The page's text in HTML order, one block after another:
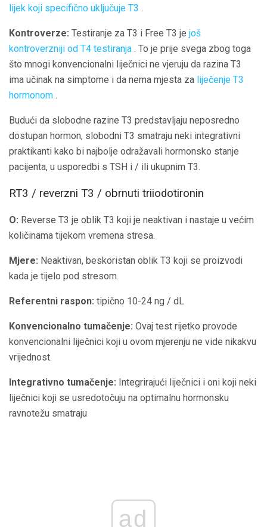
lijek koji specifično uključuje T3 .
Kontroverze: Testiranje za T3 i Free T3 je još
kontroverzniji od T4 testiranja . To je prije svega zbog toga
što mnogi konvencionalni liječnici ne vjeruju da razina T3
ima učinak na simptome i da nema mjesta za liječenje T3
hormonom .
Budući da slobodne razine T3 predstavljaju neposredno
dostupan hormon, slobodni T3 smatraju neki integrativni
praktikanti kako bi najbolje odražavali hormonsko stanje
pacijenta, u usporedbi s TSH i / ili ukupnim T3.
RT3 / reverzni T3 / obrnuti triiodotironin
O: Reverse T3 je oblik T3 koji je neaktivan i nastaje u većim
količinama tijekom vremena stresa.
Mjere: Neaktivan, beskoristan oblik T3 koji se proizvodi
kada je tijelo pod stresom.
Referentni raspon: tipično 10-24 ng / dL
Konvencionalno tumačenje: Ovaj test rijetko provode
konvencionalni liječnici koji u ovom mjerenju ne vide nikakvu
vrijednost.
Integrativno tumačenje: Integrirajući liječnici i oni koji neki
liječnici koji se usredotočuju na optimalnu hormonsku
ravnotežu smatraju
ad